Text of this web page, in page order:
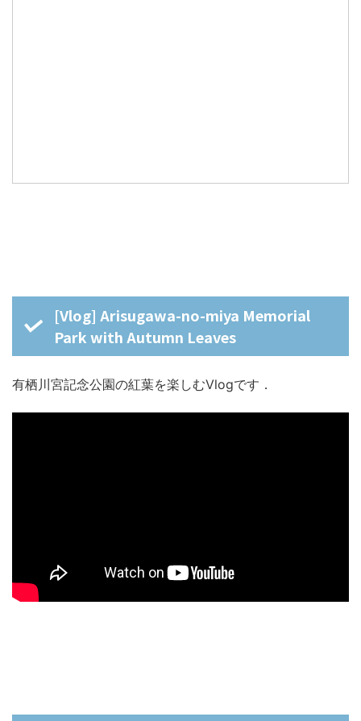
[Vlog] Arisugawa-no-miya Memorial
Park with Autumn Leaves
有栖川宮記念公園の紅葉を楽しむVlogです．